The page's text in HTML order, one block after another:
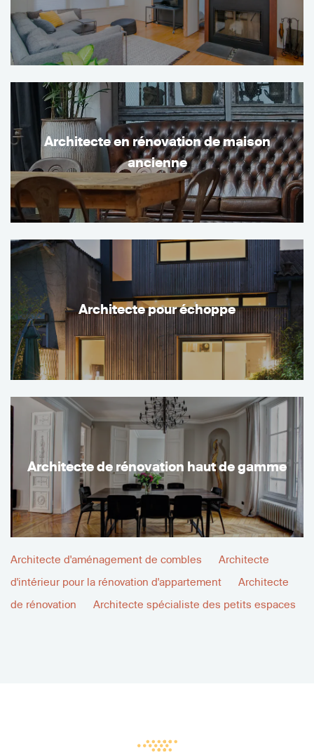
Architecte en rénovation de maison
ancienne
Architecte pour échoppe
Architecte de rénovation haut de gamme
Architecte d'aménagement de combles
Architecte
d'intérieur pour la rénovation d'appartement
Architecte
de rénovation
Architecte spécialiste des petits espaces